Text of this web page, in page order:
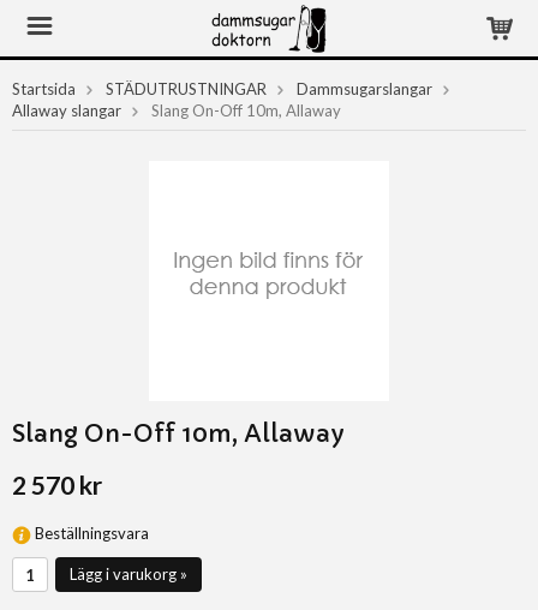
Startsida STÄDUTRUSTNINGAR
Dammsugarslangar
Allaway slangar
Slang On-Off 10m, Allaway
Slang On-Off 10m, Allaway
2 570 kr
Beställningsvara
Lägg i varukorg »